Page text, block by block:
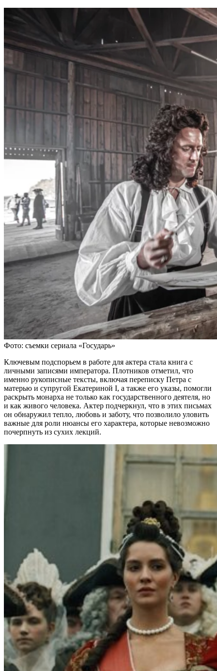
Фото: съемки сериала «Государь»
Ключевым подспорьем в работе для актера стала книга с
личными записями императора. Плотников отметил, что
именно рукописные тексты, включая переписку Петра с
матерью и супругой Екатериной I, а также его указы, помогли
раскрыть монарха не только как государственного деятеля, но
и как живого человека. Актер подчеркнул, что в этих письмах
он обнаружил тепло, любовь и заботу, что позволило уловить
важные для роли нюансы его характера, которые невозможно
почерпнуть из сухих лекций.